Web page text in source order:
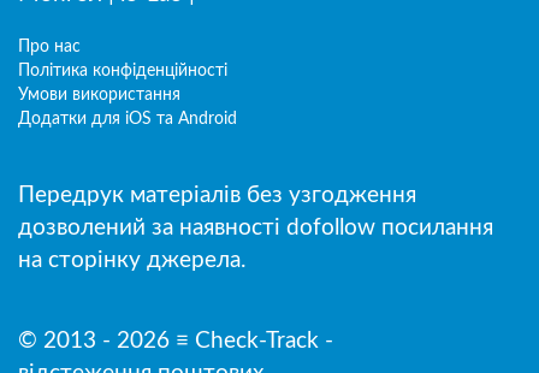
Про нас
Політика конфіденційності
Умови використання
Додатки для iOS та Android
Передрук матеріалів без узгодження
дозволений за наявності dofollow посилання
на сторінку джерела.
© 2013 - 2026 ≡ Check-Track -